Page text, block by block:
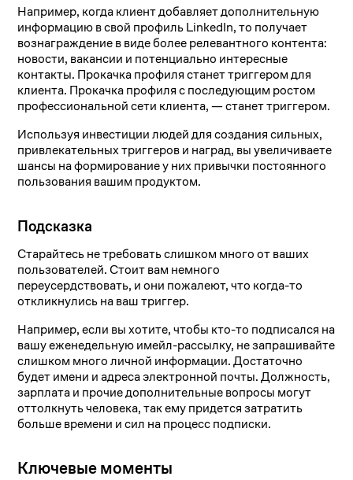
Например, когда клиент добавляет дополнительную
информацию в свой профиль LinkedIn, то получает
вознаграждение в виде более релевантного контента:
новости, вакансии и потенциально интересные
контакты. Прокачка профиля станет триггером для
клиента. Прокачка профиля с последующим ростом
профессиональной сети клиента, — станет триггером.
Используя инвестиции людей для создания сильных,
привлекательных триггеров и наград, вы увеличиваете
шансы на формирование у них привычки постоянного
пользования вашим продуктом.
Подсказка
Старайтесь не требовать слишком много от ваших
пользователей. Стоит вам немного
переусердствовать, и они пожалеют, что когда-то
откликнулись на ваш триггер.
Например, если вы хотите, чтобы кто-то подписался на
вашу еженедельную имейл-рассылку, не запрашивайте
слишком много личной информации. Достаточно
будет имени и адреса электронной почты. Должность,
зарплата и прочие дополнительные вопросы могут
оттолкнуть человека, так ему придется затратить
больше времени и сил на процесс подписки.
Ключевые моменты